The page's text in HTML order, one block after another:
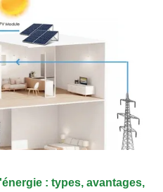
: types, avantages,